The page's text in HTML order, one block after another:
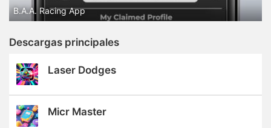
B.A.A. Racing App
Descargas principales
Laser Dodges
Micr Master